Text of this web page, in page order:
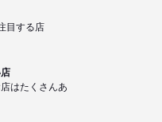
目する店
はたくさんあ